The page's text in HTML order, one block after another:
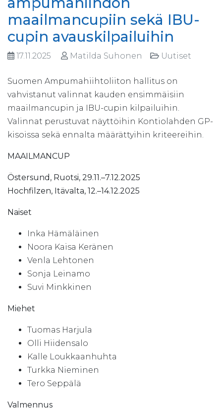
maailmancupiin sekä IBU-
cupin avauskilpailuihin
17.11.2025 Matilda Suhonen Uutiset
Suomen Ampumahiihtoliiton hallitus on
vahvistanut valinnat kauden ensimmäisiin
maailmancupin ja IBU-cupin kilpailuihin.
Valinnat perustuvat näyttöihin Kontiolahden GP-
kisoissa sekä ennalta määrättyihin kriteereihin.
MAAILMANCUP
Östersund, Ruotsi, 29.11.–7.12.2025
Hochfilzen, Itävalta, 12.–14.12.2025
Naiset
Inka Hämäläinen
Noora Kaisa Keränen
Venla Lehtonen
Sonja Leinamo
Suvi Minkkinen
Miehet
Tuomas Harjula
Olli Hiidensalo
Kalle Loukkaanhuhta
Turkka Nieminen
Tero Seppälä
Valmennus